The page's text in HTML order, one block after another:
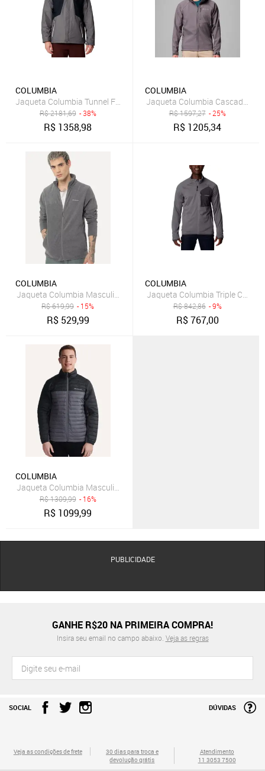
COLUMBIA
Jaqueta Columbia Tunnel Falls Interchange Cinza Masculino
R$2181,69 - 38%
R$ 1358,98
COLUMBIA
Jaqueta Columbia Cascade
R$1597,27 - 25%
R$ 1205,34
COLUMBIA
Jaqueta Columbia Masculina Fleece Basin Trail III Full Zip Cinza
R$619,99 - 15%
R$ 529,99
COLUMBIA
Jaqueta Columbia Triple
R$842,86 - 9%
R$767,00
COLUMBIA
Jaqueta Columbia Masculina Silver Falls Grafite
R$1309,99 - 16%
R$ 1099,99
PUBLICIDADE
GANHE R$20 NA PRIMEIRA COMPRA!
Insira seu email no campo abaixo. Veja as regras
SOCIAL DÚVIDAS
Veja as condições de frete
30 dias para troca e
devolução grátis
Atendimento
11 3053 7500